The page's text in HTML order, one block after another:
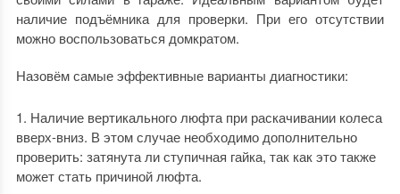
наличие подъёмника для проверки. При его отсутствии
можно воспользоваться домкратом.
Назовём самые эффективные варианты диагностики:
Наличие вертикального люфта при раскачивании колеса
вверх-вниз. В этом случае необходимо дополнительно
проверить: затянута ли ступичная гайка, так как это также
может стать причиной люфта.